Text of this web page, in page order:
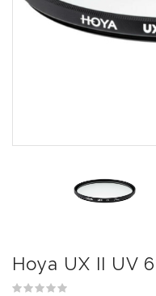
Hoya UX II UV